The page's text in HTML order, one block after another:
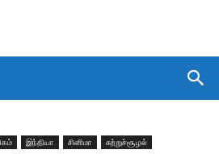
இந்தியா சினிமா சுற்றுச்சூழல்